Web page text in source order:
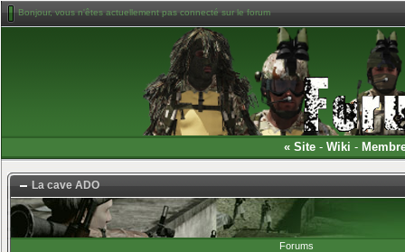
Bonjour, vous n'êtes actuellement pas connecté sur le forum
« Site - Wiki -
La cave ADO
Forums